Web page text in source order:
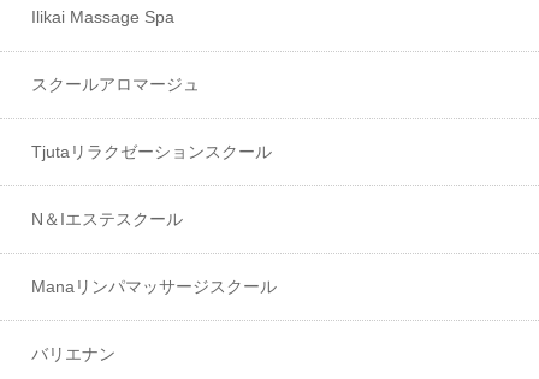
Ilikai Massage Spa
スクールアロマージュ
Tjutaリラクゼーションスクール
N＆Iエステスクール
Manaリンパマッサージスクール
バリエナン